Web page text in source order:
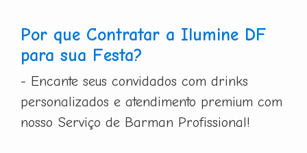
Por que Contratar a Ilumine DF
para sua Festa?
- Encante seus convidados com drinks
personalizados e atendimento premium com
nosso Serviço de Barman Profissional!